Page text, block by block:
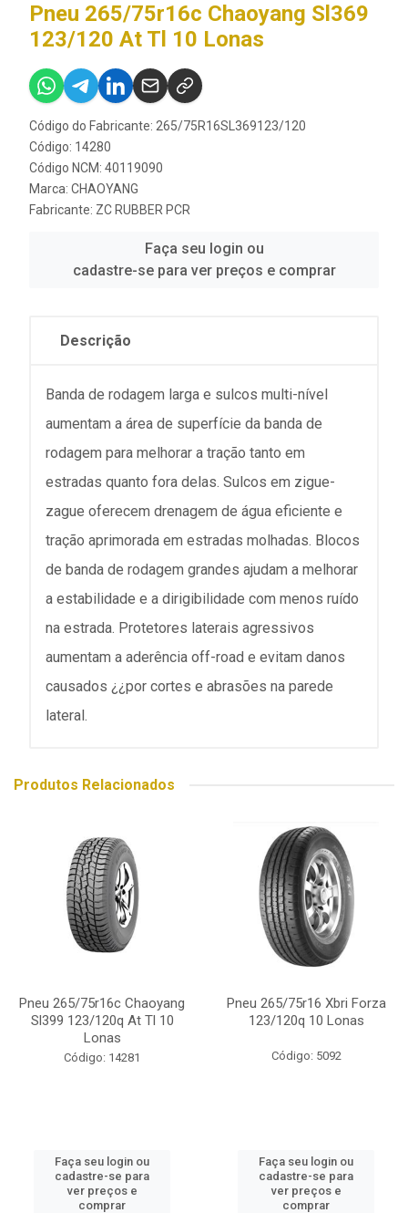
Pneu 265/75r16c Chaoyang Sl369
123/120 At Tl 10 Lonas
Código do Fabricante: 265/75R16SL369123/120
Código: 14280
Código NCM: 40119090
Marca: CHAOYANG
Fabricante: ZC RUBBER PCR
Faça seu login ou
cadastre-se para ver preços e comprar
Descrição
Banda de rodagem larga e sulcos multi-nível
aumentam a área de superfície da banda de
rodagem para melhorar a tração tanto em
estradas quanto fora delas. Sulcos em zigue-
zague oferecem drenagem de água eficiente e
tração aprimorada em estradas molhadas. Blocos
de banda de rodagem grandes ajudam a melhorar
a estabilidade e a dirigibilidade com menos ruído
na estrada. Protetores laterais agressivos
aumentam a aderência off-road e evitam danos
causados ¿¿por cortes e abrasões na parede
lateral.
Produtos Relacionados
Pneu 265/75r16c Chaoyang
Sl399 123/120q At Tl 10
Lonas
Código: 14281
Faça seu login ou
cadastre-se para
ver preços e
comprar
Pneu 265/75r16 Xbri Forza
123/120q 10 Lonas
Código: 5092
Faça seu login ou
cadastre-se para
ver preços e
comprar